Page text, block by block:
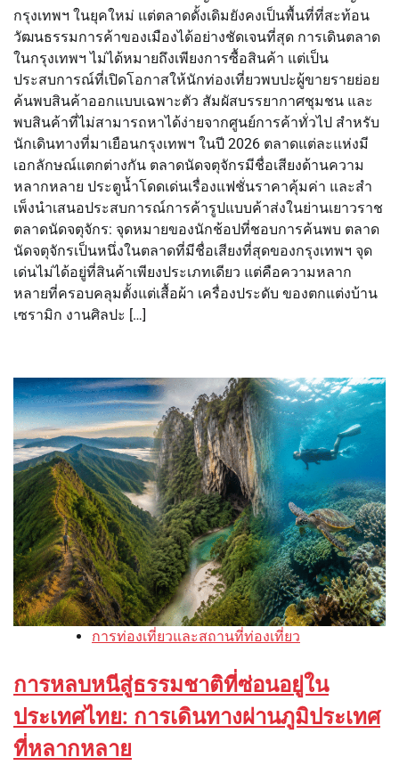
กรุงเทพฯ ในยุคใหม่ แต่ตลาดดั้งเดิมยังคงเป็นพื้นที่ที่สะท้อน
วัฒนธรรมการค้าของเมืองได้อย่างชัดเจนที่สุด การเดินตลาด
ในกรุงเทพฯ ไม่ได้หมายถึงเพียงการซื้อสินค้า แต่เป็น
ประสบการณ์ที่เปิดโอกาสให้นักท่องเที่ยวพบปะผู้ขายรายย่อย
ค้นพบสินค้าออกแบบเฉพาะตัว สัมผัสบรรยากาศชุมชน และ
พบสินค้าที่ไม่สามารถหาได้ง่ายจากศูนย์การค้าทั่วไป สำหรับ
นักเดินทางที่มาเยือนกรุงเทพฯ ในปี 2026 ตลาดแต่ละแห่งมี
เอกลักษณ์แตกต่างกัน ตลาดนัดจตุจักรมีชื่อเสียงด้านความ
หลากหลาย ประตูน้ำโดดเด่นเรื่องแฟชั่นราคาคุ้มค่า และสำ
เพ็งนำเสนอประสบการณ์การค้ารูปแบบค้าส่งในย่านเยาวราช
ตลาดนัดจตุจักร: จุดหมายของนักช้อปที่ชอบการค้นพบ ตลาด
นัดจตุจักรเป็นหนึ่งในตลาดที่มีชื่อเสียงที่สุดของกรุงเทพฯ จุด
เด่นไม่ได้อยู่ที่สินค้าเพียงประเภทเดียว แต่คือความหลาก
หลายที่ครอบคลุมตั้งแต่เสื้อผ้า เครื่องประดับ ของตกแต่งบ้าน
เซรามิก งานศิลปะ […]
การท่องเที่ยวและสถานที่ท่องเที่ยว
การหลบหนีสู่ธรรมชาติที่ซ่อนอยู่ใน
ประเทศไทย: การเดินทางผ่านภูมิประเทศ
ที่หลากหลาย